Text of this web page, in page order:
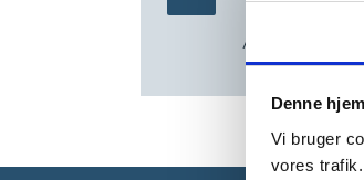
Denne
Vi bruger
vores
Aktuelle temaer